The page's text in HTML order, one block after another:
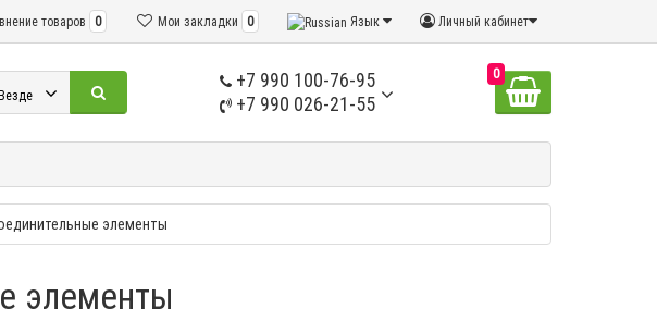
Личный кабинет
Язык
Мои закладки 0
товаров 0
+7 990 100-76-95
+7 990 026-21-55
0
элементы
элементы